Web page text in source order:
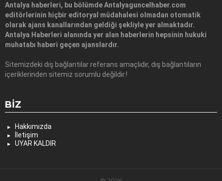
Antalya haberleri, bu bölümde Antalyaguncelhaber.com
editörlerinin hiçbir editoryal müdahalesi olmadan otomatik
olarak ajans kanallarından geldiği şekliyle yer almaktadır.
Antalya Haberleri alanında yer alan haberlerin hepsinin hukuki
muhatabı haberi geçen ajanslardır.
Sitemizdeki dış bağlantılar referans amaçlıdır, dış bağlantıların
içeriklerinden sitemiz sorumlu değildir.!
BIZ
Hakkımızda
İletişim
UYAR KALDIR